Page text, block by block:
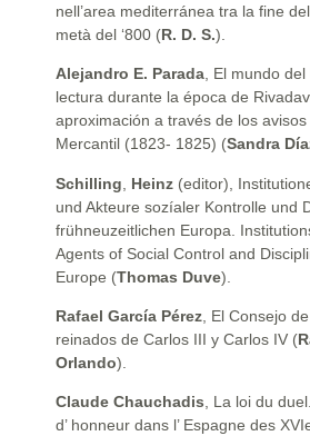
nell’area mediterránea tra la fine
metà del ‘800 (R. D. S.).
Alejandro E. Parada , El mundo
lectura durante la época de
aproximación a través de los
Mercantil (1823- 1825) (Sandra
Schilling Heinz (editor),
und Akteure sozíaler Kontrolle und
frühneuzeitlichen Europa.
Agents of Social Control and
Europe (Thomas Duve).
Rafael García Pérez , El Consejo
reinados de Carlos III y Carlos IV (
Orlando).
Claude Chauchadis, La loi du
d’ honneur dans l’ Espagne des